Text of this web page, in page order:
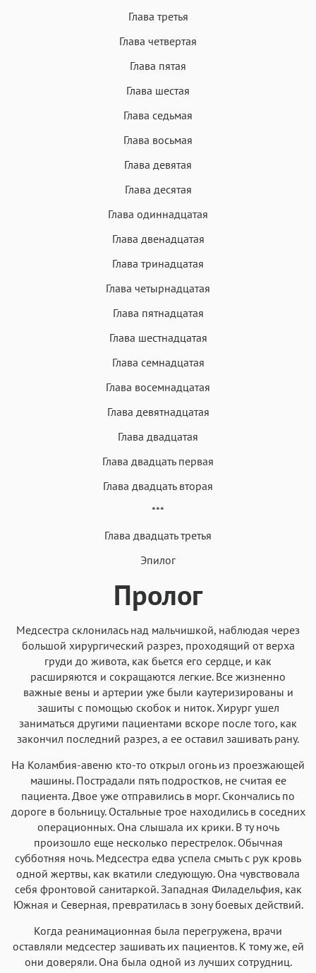
Глава третья
Глава четвертая
Глава пятая
Глава шестая
Глава седьмая
Глава восьмая
Глава девятая
Глава десятая
Глава одиннадцатая
Глава двенадцатая
Глава тринадцатая
Глава четырнадцатая
Глава пятнадцатая
Глава шестнадцатая
Глава семнадцатая
Глава восемнадцатая
Глава девятнадцатая
Глава двадцатая
Глава двадцать первая
Глава двадцать вторая
***
Глава двадцать третья
Эпилог
Пролог
Медсестра склонилась над мальчишкой, наблюдая через
большой хирургический разрез, проходящий от верха
груди до живота, как бьется его сердце, и как
расширяются и сокращаются легкие. Все жизненно
важные вены и артерии уже были каутеризированы и
зашиты с помощью скобок и ниток. Хирург ушел
заниматься другими пациентами вскоре после того, как
закончил последний разрез, а ее оставил зашивать рану.
На Коламбия-авеню кто-то открыл огонь из проезжающей
машины. Пострадали пять подростков, не считая ее
пациента. Двое уже отправились в морг. Скончались по
дороге в больницу. Остальные трое находились в соседних
операционных. Она слышала их крики. В ту ночь
произошло еще несколько перестрелок. Обычная
субботняя ночь. Медсестра едва успела смыть с рук кровь
одной жертвы, как вкатили следующую. Она чувствовала
себя фронтовой санитаркой. Западная Филадельфия, как
Южная и Северная, превратилась в зону боевых действий.
Когда реанимационная была перегружена, врачи
оставляли медсестер зашивать их пациентов. К тому же, ей
они доверяли. Она была одной из лучших сотрудниц.